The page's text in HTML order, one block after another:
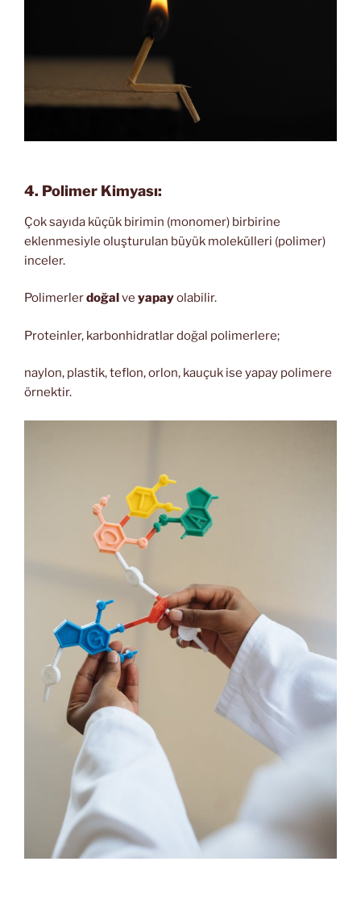
4. Polimer Kimyası:
Çok sayıda küçük birimin (monomer) birbirine
eklenmesiyle oluşturulan büyük molekülleri (polimer)
inceler.
Polimerlerdoğal ve yapayolabilir.
Proteinler, karbonhidratlar doğal polimerlere;
naylon, plastik, teflon, orlon, kauçuk ise yapay polimere
örnektir.